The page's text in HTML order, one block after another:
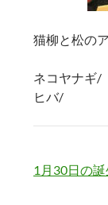
猫柳と松の
ネコヤナ
ヒバ/
1月30日の誕